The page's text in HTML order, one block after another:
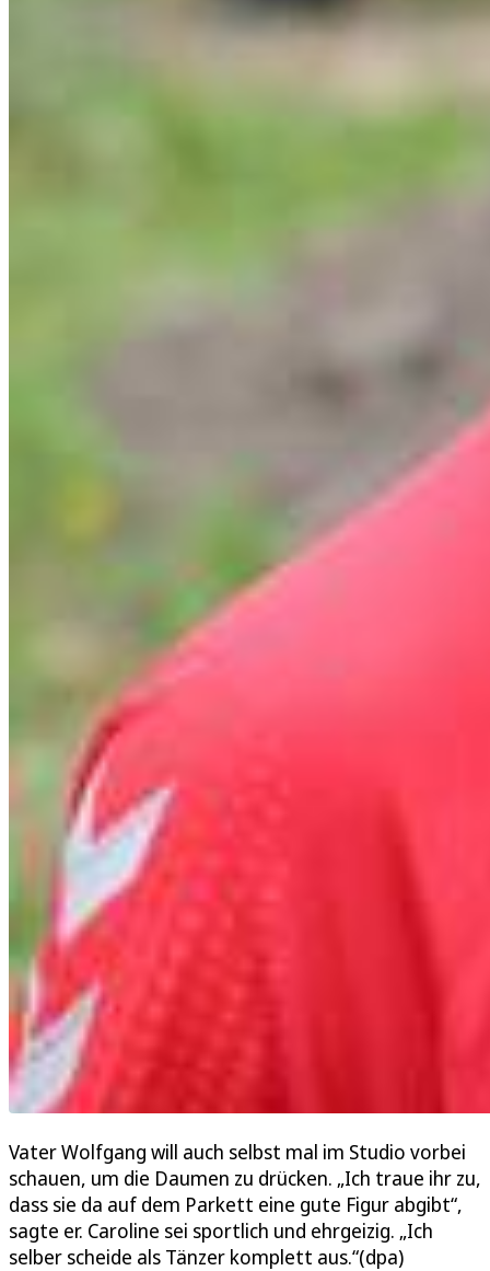
Vater Wolfgang will auch selbst mal im Studio vorbei
schauen, um die Daumen zu drücken. „Ich traue ihr zu,
dass sie da auf dem Parkett eine gute Figur abgibt“,
sagte er. Caroline sei sportlich und ehrgeizig. „Ich
selber scheide als Tänzer komplett aus.“(dpa)